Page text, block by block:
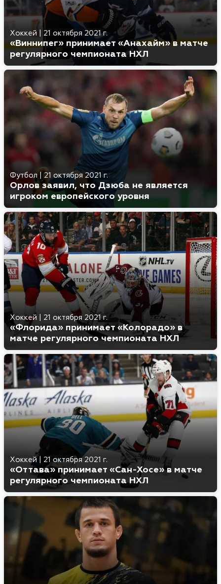
Хоккей 21 октября 2021 г.
«Виннипег» принимает «Анахайм» в матче
регулярного чемпионата НХЛ
Футбол|21 октября 2021 г.
Орлов заявил, что Дзюба не является
игроком европейского уровня
Хоккей 21 октября 2021 г.
«Флорида» принимает «Колорадо» в
матче регулярного чемпионата НХЛ
Хоккей| 21 октября 2021 г.
«Оттава» принимает «Сан-Хосе» в матче
регулярного чемпионата НХЛ